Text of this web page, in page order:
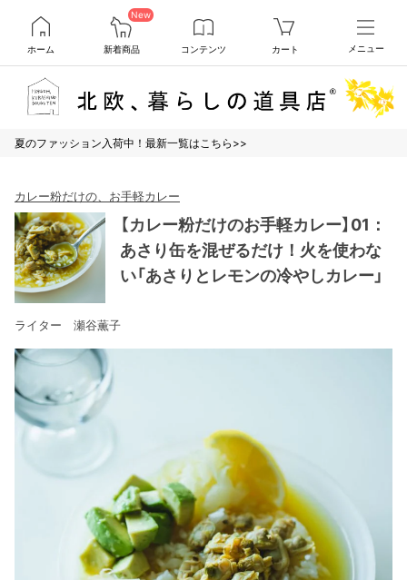
ホーム
New
新着商品 コンテンツ カート メニュー
夏のファッション入荷中！最新一覧はこちら>>
カレー粉だけの、お手軽カレー
【カレー粉だけのお手軽カレー】01：
あさり缶を混ぜるだけ！火を使わな
い「あさりとレモンの冷やしカレー」
ライター 瀬谷薫子